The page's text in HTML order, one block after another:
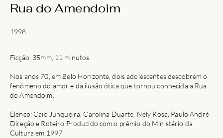
Rua do Amendoim
1998
Ficção, 35mm, 11 minutos
Nos anos 70, em Belo Horizonte, dois adolescentes descobrem o
fenômeno do amor e da ilusão ótica que tornou conhecida a Rua
do Amendoim.
Elenco: Caio Junqueira, Carolina Duarte, Nely Rosa, Paulo André
Direção e Roteiro Produzido com o prêmio do Ministério da
Cultura em 1997